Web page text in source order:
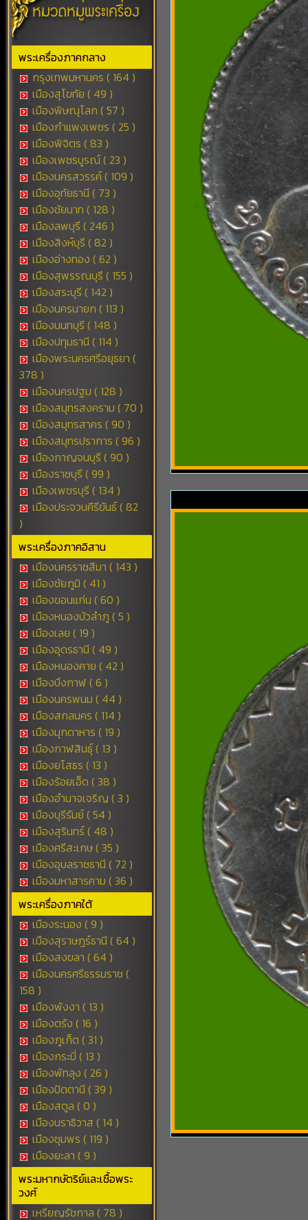
พระเครื่องภาคกลาง
กรุงเทพมหานคร ( 164 )
เมืองสุโขทัย ( 49 )
เมืองพิษณุโลก ( 57 )
เมืองกำแพงเพชร ( 25 )
เมืองพิจิตร ( 83 )
เมืองเพชรบูรณ์ ( 23 )
เมืองนครสวรรค์ ( 109 )
เมืองอุทัยธานี ( 73 )
เมืองชัยนาท ( 128 )
เมืองลพบุรี ( 246 )
เมืองสิงห์บุรี ( 82 )
เมืองอ่างทอง ( 62 )
เมืองสุพรรณบุรี ( 155 )
เมืองสระบุรี ( 142 )
เมืองนครนายก ( 113 )
เมืองนนทบุรี ( 148 )
เมืองปทุมธานี ( 114 )
เมืองพระนครศรีอยุธยา (
378 )
เมืองนครปฐม ( 128 )
เมืองสมุทรสงคราม ( 70 )
เมืองสมุทรสาคร ( 90 )
เมืองสมุทรปราการ ( 96 )
เมืองกาญจนบุรี ( 90 )
เมืองราชบุรี ( 99 )
เมืองเพชรบุรี ( 134 )
เมืองประจวบคีรีขันธ์ ( 82
)
พระเครื่องภาคอิสาน
เมืองนครราชสีมา ( 143 )
เมืองชัยภูมิ ( 41 )
เมืองขอนแก่น ( 60 )
เมืองหนองบัวลำภู ( 5 )
เมืองเลย ( 19 )
เมืองอุดรธานี ( 49 )
เมืองหนองคาย ( 42 )
เมืองบึงกาฬ ( 6 )
เมืองนครพนม ( 44 )
เมืองสกลนคร ( 114 )
เมืองมุกดาหาร ( 19 )
เมืองกาฬสินธุ์ ( 13 )
เมืองยโสธร ( 13 )
เมืองร้อยเอ็ด ( 38 )
เมืองอำนาจเจริญ ( 3 )
เมืองบุรีรัมย์ ( 54 )
เมืองสุรินทร์ ( 48 )
เมืองศรีสะเกษ ( 35 )
เมืองอุบลราชธานี ( 72 )
เมืองมหาสารคาม ( 36 )
พระเครื่องภาคใต้
เมืองระนอง ( 9 )
เมืองสุราษฎร์ธานี ( 64 )
เมืองสงขลา ( 64 )
เมืองนครศรีธรรมราช (
158 )
เมืองพังงา ( 13 )
เมืองตรัง ( 16 )
เมืองภูเก็ต ( 31 )
เมืองกระบี่ ( 13 )
เมืองพัทลุง ( 26 )
เมืองปัตตานี ( 39 )
เมืองสตูล ( 0 )
เมืองนราธิวาส ( 14 )
เมืองชุมพร ( 119 )
เมืองยะลา ( 9 )
พระมหากษัตริย์และเชื้อพระ
วงศ์
เหรียญรัชกาล ( 78 )